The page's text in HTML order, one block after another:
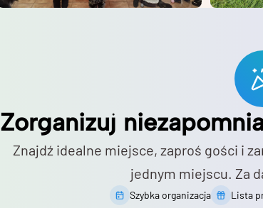
Zorganizuj
Znajdź idealne miejsce, zaproś gości i
jednym miejscu. Za
Szybka organizacja Lista